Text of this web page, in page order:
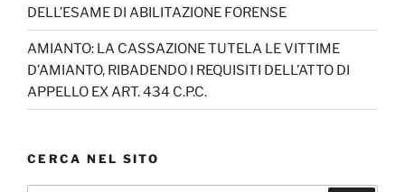
DELL’ESAME DI ABILITAZIONE FORENSE
AMIANTO: LA CASSAZIONE TUTELA LE VITTIME
D’AMIANTO, RIBADENDO I REQUISITI DELL’ATTO DI
APPELLO EX ART. 434 C.P.C.
CERCA NEL SITO